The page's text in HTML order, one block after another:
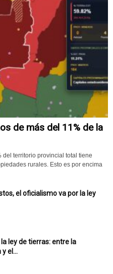
de más del 11% de la
territorio provincial total tiene
rurales. Esto es por encima
el oficialismo va por la ley
ley de tierras: entre la
el...